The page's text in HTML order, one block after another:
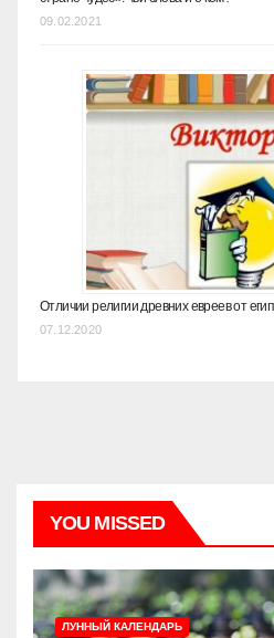
09.02.2021
Отличии религии древних евреев от
07.12.2020
YOU MISSED
ЛУННЫЙ КАЛЕНДАРЬ